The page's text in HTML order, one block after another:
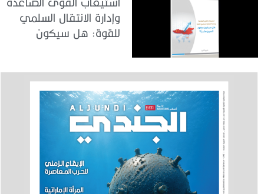
وإدارة الانتقال السلمي
للقوة: هل سيكون